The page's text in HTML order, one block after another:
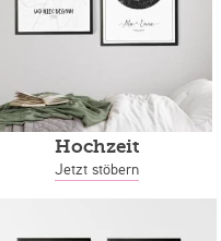
Hochzeit
Jetzt stöbern